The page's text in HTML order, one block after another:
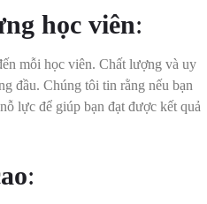
học viên:
mỗi học viên. Chất lượng và uy
đầu. Chúng tôi tin rằng nếu bạn
lực để giúp bạn đạt được kết quả
: